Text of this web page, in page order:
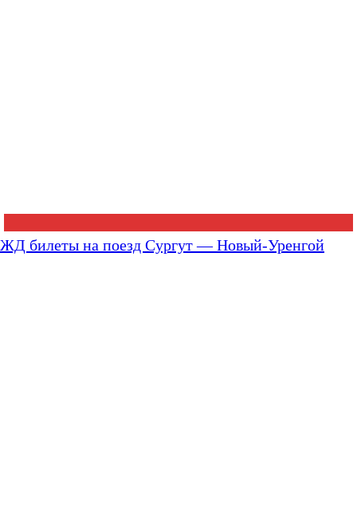
ЖД билеты на поезд Сургут — Новый-Уренгой